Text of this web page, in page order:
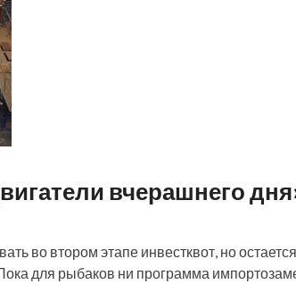
вчерашнего
во втором этапе инвестквот, но
для рыбаков ни программа